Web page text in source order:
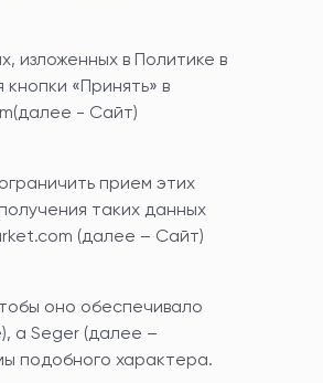
изложенных в Политике в
«Принять» в
(далее - Сайт)
прием этих
таких данных
(далее – Сайт)
оно обеспечивало
а Seger (далее –
подобного характера.